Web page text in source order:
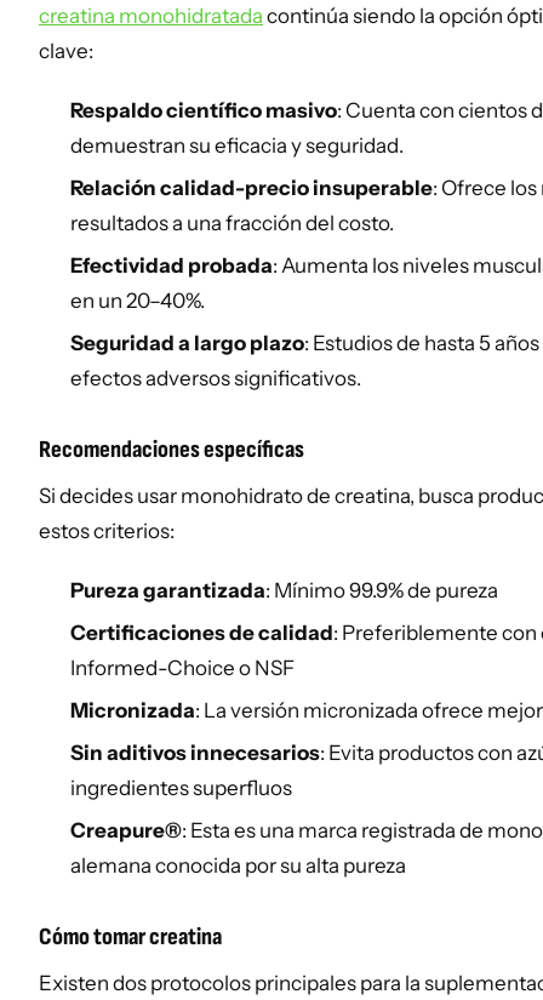
creatina monohidratada continúa siendo la opción
clave:
Respaldo científico masivo: Cuenta con cientos
demuestran su eficacia y seguridad.
Relación calidad-precio insuperable: Ofrece
resultados a una fracción del costo.
Efectividad probada: Aumenta los niveles
en un 20–40%.
Seguridad a largo plazo: Estudios de hasta 5
efectos adversos significativos.
Recomendaciones específicas
Si decides usar monohidrato de creatina, busca
estos criterios:
Pureza garantizada: Mínimo 99.9% de pureza
Certificaciones de calidad: Preferiblemente
Informed-Choice o NSF
Micronizada: La versión micronizada ofrece
Sin aditivos innecesarios: Evita productos con
ingredientes superfluos
Creapure®: Esta es una marca registrada de
alemana conocida por su alta pureza
Cómo tomar creatina
Existen dos protocolos principales para la